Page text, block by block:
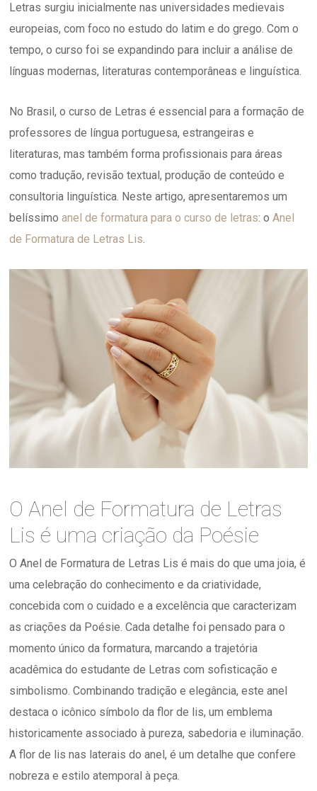
Letras surgiu inicialmente nas universidades medievais
europeias, com foco no estudo do latim e do grego. Com o
tempo, o curso foi se expandindo para incluir a análise de
línguas modernas, literaturas contemporâneas e linguística.
No Brasil, o curso de Letras é essencial para a formação de
professores de língua portuguesa, estrangeiras e
literaturas, mas também forma profissionais para áreas
como tradução, revisão textual, produção de conteúdo e
consultoria linguística. Neste artigo, apresentaremos um
belíssimoanel de formatura para o curso de letras: oAnel
de Formatura de Letras Lis.
O Anel de Formatura de Letras
Lis é uma criação da Poésie
O Anel de Formatura de Letras Lis é mais do que uma joia, é
uma celebração do conhecimento e da criatividade,
concebida com o cuidado e a excelência que caracterizam
as criações da Poésie. Cada detalhe foi pensado para o
momento único da formatura, marcando a trajetória
acadêmica do estudante de Letras com sofisticação e
simbolismo. Combinando tradição e elegância, este anel
destaca o icônico símbolo da flor de lis, um emblema
historicamente associado à pureza, sabedoria e iluminação.
A flor de lis nas laterais do anel, é um detalhe que confere
nobreza e estilo atemporal à peça.